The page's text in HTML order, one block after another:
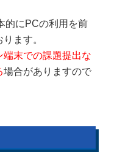
的にPCの利用を前
ます。
端末での課題提出な
場合がありますので